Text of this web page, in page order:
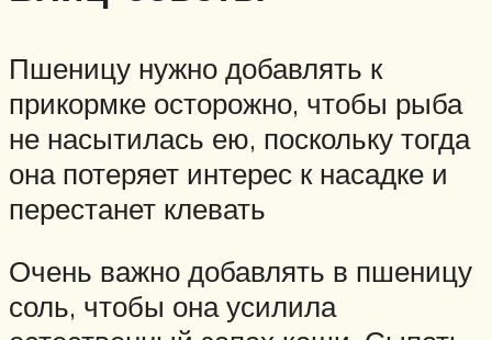
Пшеницу нужно добавлять к
прикормке осторожно, чтобы рыба
не насытилась ею, поскольку тогда
она потеряет интерес к насадке и
перестанет клевать
Очень важно добавлять в пшеницу
соль, чтобы она усилила